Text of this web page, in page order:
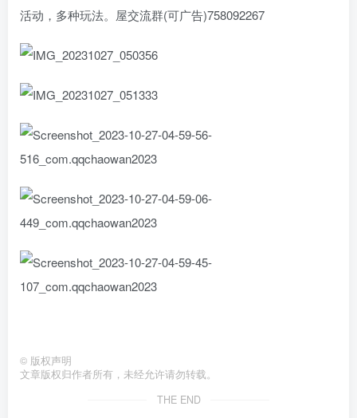
活动，多种玩法。屋交流群(可广告)758092267
© 版权声明
文章版权归作者所有，未经允许请勿转载。
THE END